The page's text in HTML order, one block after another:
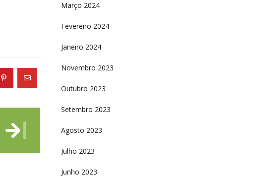
Março 2024
Fevereiro 2024
Janeiro 2024
Novembro 2023
Outubro 2023
Setembro 2023
Agosto 2023
Julho 2023
Junho 2023